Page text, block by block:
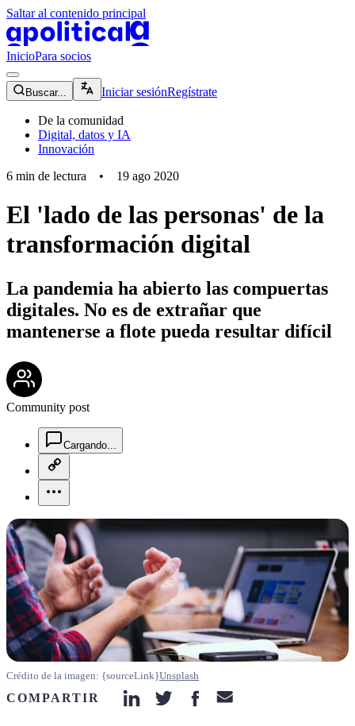
Saltar al contenido principal
apolitical-logo-default
InicioPara socios
magnifying-glass-icon
Buscar... Iniciar sesiónRegístrate
De la comunidad
Digital, datos y IA
Innovación
6 min de lectura • 19 ago 2020
El 'lado de las personas' de la
transformación digital
La pandemia ha abierto las compuertas
digitales. No es de extrañar que
mantenerse a flote pueda resultar difícil
Community post
Cargando...
Crédito de la imagen: {sourceLink}Unsplash
COMPARTIR linkedin-icon
twitter-iconfacebook-icon
email-icon